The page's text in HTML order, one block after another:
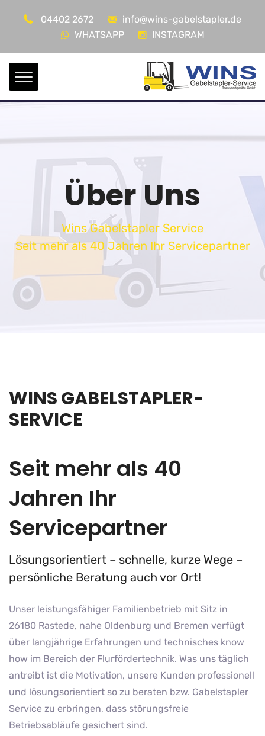
04402 2672
info@wins-gabelstapler.de
WHATSAPP
INSTAGRAM
Über Uns
Wins Gabelstapler Service
Seit mehr als 40 Jahren Ihr Servicepartner
WINS GABELSTAPLER-
SERVICE
Seit mehr als 40
Jahren Ihr
Servicepartner
Lösungsorientiert – schnelle, kurze Wege –
persönliche Beratung auch vor Ort!
Unser leistungsfähiger Familienbetrieb mit Sitz in
26180 Rastede, nahe Oldenburg und Bremen verfügt
über langjährige Erfahrungen und technisches know
how im Bereich der Flurfördertechnik. Was uns täglich
antreibt ist die Motivation, unsere Kunden professionell
und lösungsorientiert so zu beraten bzw. Gabelstapler
Service zu erbringen, dass störungsfreie
Betriebsabläufe gesichert sind.